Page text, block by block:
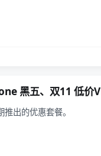
黑五、双11 低价
出的优惠套餐。